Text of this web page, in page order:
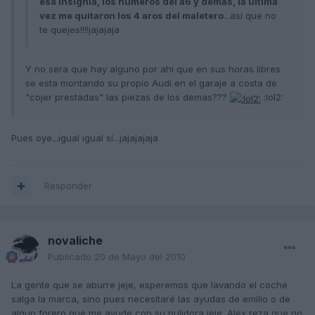
vez me quitaron los 4 aros del maletero...así que no
te quejes!!!!jajajaja
Y no sera que hay alguno por ahi que en sus horas libres
se esta montando su propio Audi en el garaje a costa de
"cojer prestadas" las piezas de los demas???
:lol2:
Pues oye...igual igual sí...jajajajaja
Responder
novaliche
Publicado 20 de Mayo del 2010
La gente que se aburre jeje, esperemos que lavando el coche
salga la marca, sino pues necesitaré las ayudas de emilio o de